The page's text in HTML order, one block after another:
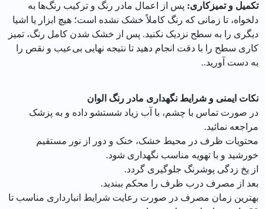
تکمیل و تمیزکاری: پس از اعمال مادر رنگ و ترکیب رنگ‌ها به
دلخواه، تا زمانی که رنگ کاملاً خشک نشده است؛ هیچ ابزار یا اشیا
دیگری را به سطح نزدیک نکنید. پس از خشک شدن کامل رنگ، تمیز
کاری سطح را با دقت انجام دهید تا نتیجه نهایی بی‌عیب و نقص را
به دست آورید..
نکات ایمنی و شرایط نگهداری مادر رنگ الوان
در صورت تماس با چشم، با آب زیاد شستشو داده و به پزشک
مراجعه نمائید.
محتویات ظرف در محیط خشک، خنک و دور از نور مستقیم
خورشید و با تهویه مناسب نگهداری شود.
از یخ زدگی پوشرنگ جلوگیری گردد.
بعد از مصرف درب ظرف را محکم ببندید.
بهترین زمان مصرف در صورت رعایت شرایط انبارداری مناسب تا